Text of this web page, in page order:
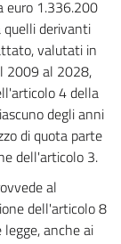
euro 1.336.200
quelli derivanti
valutati in
2009 al 2028,
4 della
degli anni
di quota parte
dell'articolo 3.
al
dell'articolo 8
anche ai